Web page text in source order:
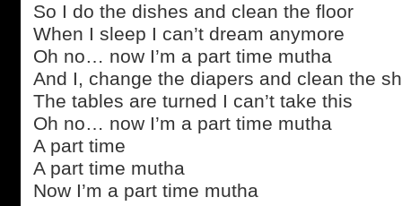
So I do the dishes and clean the floor
When I sleep I can’t dream anymore
Oh no… now I’m a part time mutha
And I, change the diapers and clean the
The tables are turned I can’t take this
Oh no… now I’m a part time mutha
A part time
A part time mutha
Now I’m a part time mutha